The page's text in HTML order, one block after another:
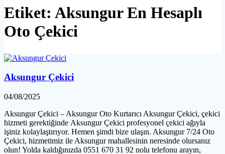
Etiket: Aksungur En Hesaplı
Oto Çekici
Aksungur Çekici
04/08/2025
Aksungur Çekici – Aksungur Oto Kurtarıcı Aksungur Çekici, çekici
hizmeti gerektiğinde Aksungur Çekici profesyonel çekici ağıyla
işiniz kolaylaştırıyor. Hemen şimdi bize ulaşın. Aksungur 7/24 Oto
Çekici, hizmetimiz ile Aksungur mahallesinin neresinde olursanız
olun! Yolda kaldığınızda 0551 670 31 92 nolu telefonu arayın,